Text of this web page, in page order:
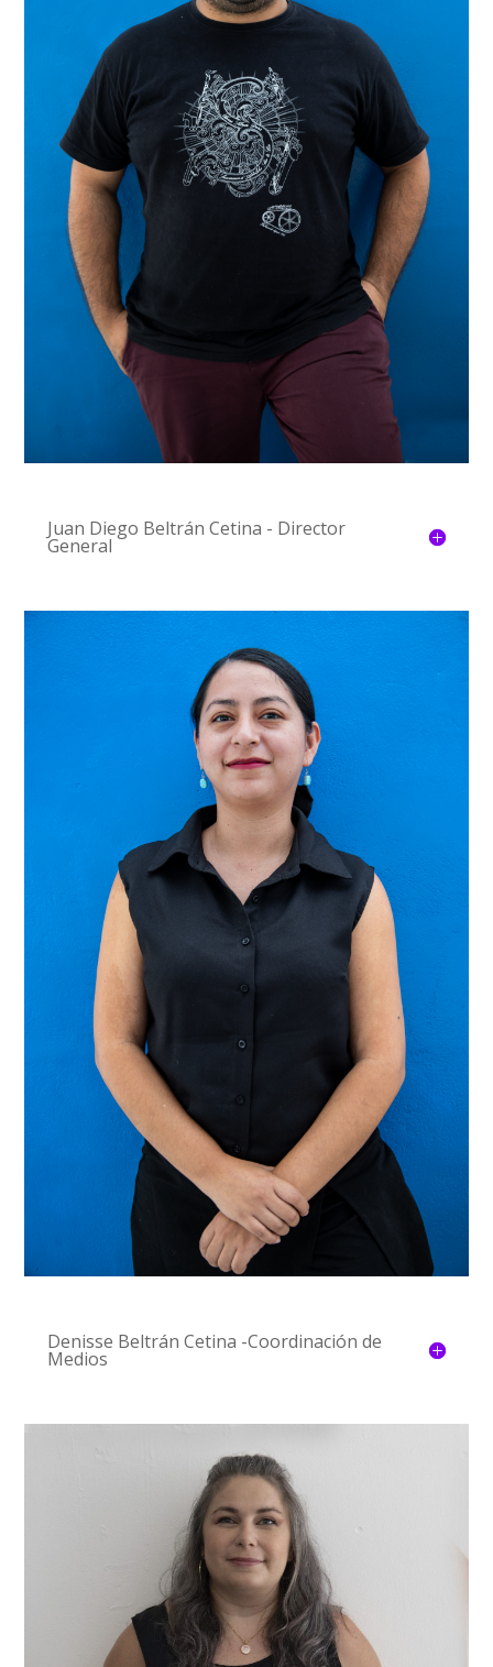
Juan Diego Beltrán Cetina - Director
General
Denisse Beltrán Cetina -Coordinación de
Medios